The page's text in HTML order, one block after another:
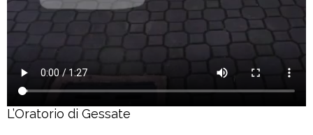
L’Oratorio di Gessate